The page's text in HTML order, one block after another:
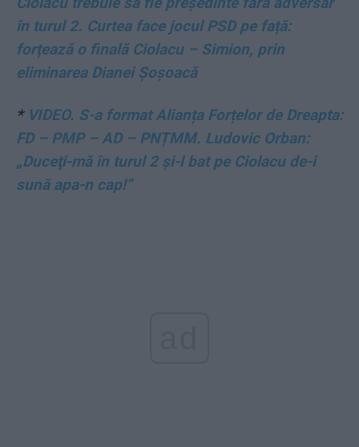
în turul 2. Curtea face jocul PSD pe față:
forțează o finală Ciolacu – Simion, prin
eliminarea Dianei Șoșoacă
* VIDEO. S-a format Alianța Forțelor de Dreapta:
FD – PMP – AD – PNȚMM. Ludovic Orban:
„Duceţi-mă în turul 2 şi-l bat pe Ciolacu de-i
sună apa-n cap!”